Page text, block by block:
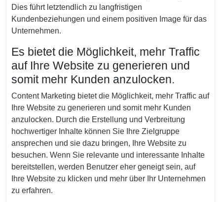
Dies führt letztendlich zu langfristigen
Kundenbeziehungen und einem positiven Image für das
Unternehmen.
Es bietet die Möglichkeit, mehr Traffic
auf Ihre Website zu generieren und
somit mehr Kunden anzulocken.
Content Marketing bietet die Möglichkeit, mehr Traffic auf
Ihre Website zu generieren und somit mehr Kunden
anzulocken. Durch die Erstellung und Verbreitung
hochwertiger Inhalte können Sie Ihre Zielgruppe
ansprechen und sie dazu bringen, Ihre Website zu
besuchen. Wenn Sie relevante und interessante Inhalte
bereitstellen, werden Benutzer eher geneigt sein, auf
Ihre Website zu klicken und mehr über Ihr Unternehmen
zu erfahren.